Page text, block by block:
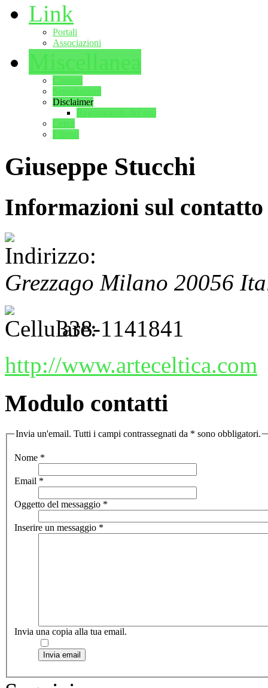
Link
Portali
Associazioni
Disclaimer
Giuseppe Stucchi
Informazioni sul contatto
Grezzago Milano 20056
338-1141841
http://www.arteceltica.com
Modulo contatti
Invia un'email. Tutti i campi contrassegnati da * sono obbligatori.
Nome *
Email *
Oggetto del messaggio *
Inserire un messaggio *
Invia una copia alla tua email.
Invia email